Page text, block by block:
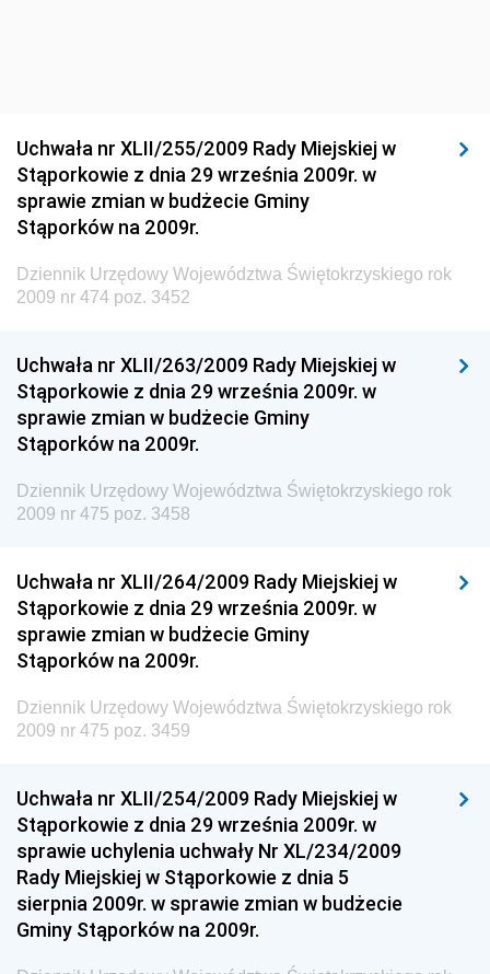
Dziennik Urzędowy Ministra Budownictwa i Przemysłu
Materiałów Budowlanych
Dziennik Urzędowy Ministra Infrastruktury i Rozwoju
Dziennik Urzędowy Głównego Inspektoratu Ochrony
Środowiska
Dziennik Urzędowy Generalnej Dyrekcji Ochrony
Dziennik Urzędowy Ministerstwa Administracji,
Gospodarki Terenowej i Ochrony Środowiska
Dziennik Urzędowy Ministerstwa Administracji i
Gospodarki Przestrzennej
Dziennik Urzędowy Unii Europejskiej, L
Dziennik Urzędowy Ministerstwa Przemysłu
Chemicznego i Lekkiego
Dziennik Urzędowy Ministerstwa Rolnictwa i
Gospodarki Żywnościowej
Dziennik Urzędowy Ministra Rodziny, Pracy i Polityki
Społecznej
Dziennik Urzędowy Ministra Rozwoju
Dziennik Urzędowy Ministra Infrastruktury i
Budownictwa
Dziennik Urzędowy Ministra Gospodarki Morskiej i
Żeglugi Śródlądowej
Dziennik Urzędowy Ministra Energii
Uchwała nr XLII/255/2009 Rady Miejskiej w
Stąporkowie z dnia 29 września 2009r. w
sprawie zmian w budżecie Gminy
Stąporków na 2009r.
Dziennik Urzędowy Województwa Świętokrzyskiego rok
2009 nr 474 poz. 3452
Uchwała nr XLII/263/2009 Rady Miejskiej w
Stąporkowie z dnia 29 września 2009r. w
sprawie zmian w budżecie Gminy
Stąporków na 2009r.
Dziennik Urzędowy Województwa Świętokrzyskiego rok
2009 nr 475 poz. 3458
Uchwała nr XLII/264/2009 Rady Miejskiej w
Stąporkowie z dnia 29 września 2009r. w
sprawie zmian w budżecie Gminy
Stąporków na 2009r.
Dziennik Urzędowy Województwa Świętokrzyskiego rok
2009 nr 475 poz. 3459
Uchwała nr XLII/254/2009 Rady Miejskiej w
Stąporkowie z dnia 29 września 2009r. w
sprawie uchylenia uchwały Nr XL/234/2009
Rady Miejskiej w Stąporkowie z dnia 5
sierpnia 2009r. w sprawie zmian w budżecie
Gminy Stąporków na 2009r.